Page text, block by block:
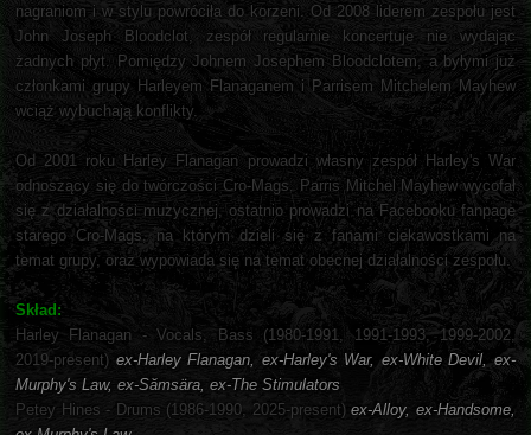
nagraniom i w stylu powróciła do korzeni. Od 2008 liderem zespołu jest
John Joseph Bloodclot, zespół regularnie koncertuje nie wydając
żadnych płyt. Pomiędzy Johnem Josephem Bloodclotem, a byłymi już
członkami grupy Harleyem Flanaganem i Parrisem Mitchelem Mayhew
wciąż wybuchają konflikty.
Od 2001 roku Harley Flanagan prowadzi własny zespół Harley's War
odnoszący się do twórczości Cro-Mags. Parris Mitchel Mayhew wycofał
się z działalności muzycznej, ostatnio prowadzi na Facebooku fanpage
starego Cro-Mags, na którym dzieli się z fanami ciekawostkami na
temat grupy, oraz wypowiada się na temat obecnej działalności zespołu.
Skład:
Harley Flanagan - Vocals, Bass (1980-1991, 1991-1993, 1999-2002,
2019-present) ex-Harley Flanagan, ex-Harley's War, ex-White Devil, ex-
Murphy's Law, ex-Sămsära, ex-The Stimulators
Petey Hines - Drums (1986-1990, 2025-present)ex-Alloy, ex-Handsome,